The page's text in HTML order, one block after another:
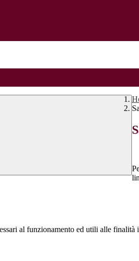
al funzionamento ed utili alle finalità